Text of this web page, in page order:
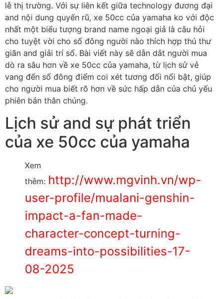
lễ thị trường. Với sự liên kết giữa technology đương đại
and nội dung quyến rũ, xe 50cc của yamaha ko với độc
nhất một biểu tượng brand name ngoại giả là câu hỏi
cho tuyệt vời cho số đông người nào thích hợp thú thư
giãn and giải trí số. Bài viết này sẽ dẫn dắt người mua
dò ra sâu hơn về xe 50cc của yamaha, từ lịch sử vẻ
vang đến số đông điểm coi xét tương đối nổi bật, giúp
cho người mua biết rõ hơn về sức hấp dẫn của chủ yếu
phiên bản thân chúng.
Lịch sử and sự phát triển
của xe 50cc của yamaha
Xem
thêm: http://www.mgvinh.vn/wp-
user-profile/mualani-genshin-
impact-a-fan-made-
character-concept-turning-
dreams-into-possibilities-17-
08-2025